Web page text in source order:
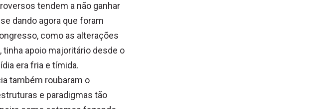
tendem a não ganhar
dando agora que foram
como as alterações
tinha apoio majoritário desde o
era fria e tímida.
também roubaram o
e paradigmas tão